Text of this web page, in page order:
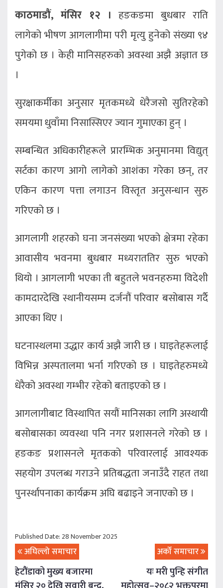
काठमाडौं, मंसिर १२ । हङकङमा बुधबार राति
लागेको भीषण आगलागीमा परी मृत्यु हुनेको संख्या ९४
पुगेको छ । केही मानिसहरुको अवस्था अझै अज्ञात छ
।
सुरक्षाकर्मीका अनुसार मृतकमध्ये धेरैजसो सुतिरहेको
समयमा धुवाँमा निसास्सिएर ज्यान गुमाएका हुन् ।
सम्बन्धित अधिकारीहरूले प्रारम्भिक अनुमानमा विद्युत्
सर्टका कारण आगो लागेको आशंका गरेका छन्, तर
एकिन कारण पत्ता लगाउन विस्तृत अनुसन्धान सुरु
गरिएको छ ।
आगलागी शहरको घना जनसंख्या भएको क्षेत्रमा रहेका
आवासीय भवनमा बुधबार मध्यराततिर सुरु भएको
थियो । आगलागी भएका ती बहुतले भवनहरुमा विदेशी
कामदारदेखि स्थानीयसम्म दर्जनौं परिवार बसोबास गर्दै
आएका थिए ।
घटनास्थलमा उद्धार कार्य अझै जारी छ । घाइतेहरूलाई
विभिन्न अस्पतालमा भर्ना गरिएको छ । घाइतेहरुमध्ये
धेरैको अवस्था गम्भीर रहेको बताइएको छ ।
आगलागीबाट विस्थापित सयौं मानिसका लागि अस्थायी
बसोबासका व्यवस्था पनि नगर प्रशासनले गरेको छ ।
हङकङ प्रशासनले मृतकको परिवारलाई आवश्यक
सहयोग उपलब्ध गराउने प्रतिबद्धता जनाउँदै राहत तथा
पुनर्स्थापनाका कार्यक्रम अघि बढाइने जनाएको छ ।
Published Date: 28 November 2025
अर्को समाचार
यः मरी पुन्हि संगीत
अघिल्लो समाचार
हेटौंडाको मुख्य बजारमा